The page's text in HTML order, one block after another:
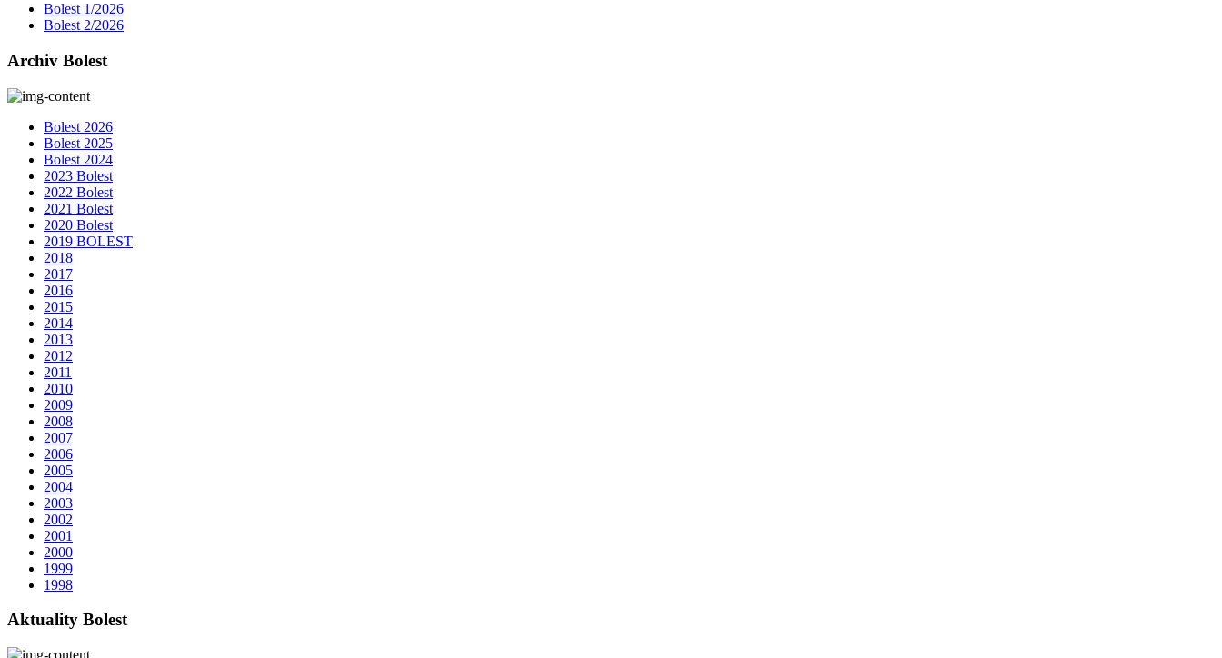
Bolest 1/2026
Bolest 2/2026
Archiv Bolest
Bolest 2026
Bolest 2025
Bolest 2024
2023 Bolest
2022 Bolest
2021 Bolest
2020 Bolest
2019 BOLEST
2018
2017
2016
2015
2014
2013
2012
2011
2010
2009
2008
2007
2006
2005
2004
2003
2002
2001
2000
1999
1998
Aktuality Bolest